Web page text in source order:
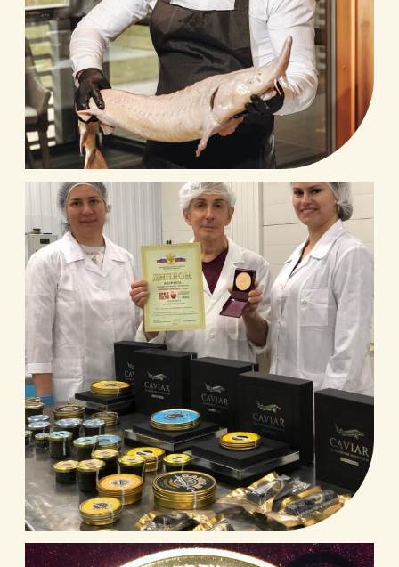
СЕРТИФИКАТЫ
Регулярно продукция компании проходит